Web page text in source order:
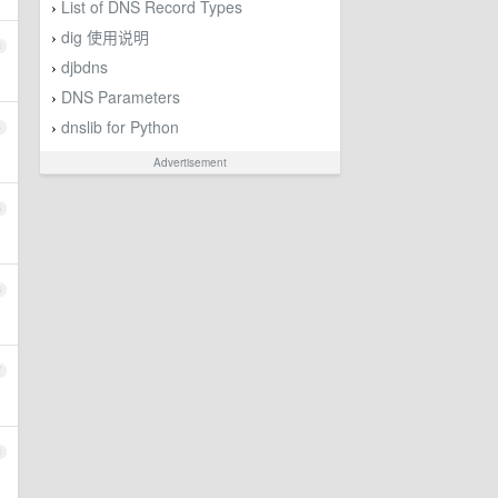
› List of DNS Record Types
› dig 使用说明
› djbdns
› DNS Parameters
› dnslib for Python
Advertisement